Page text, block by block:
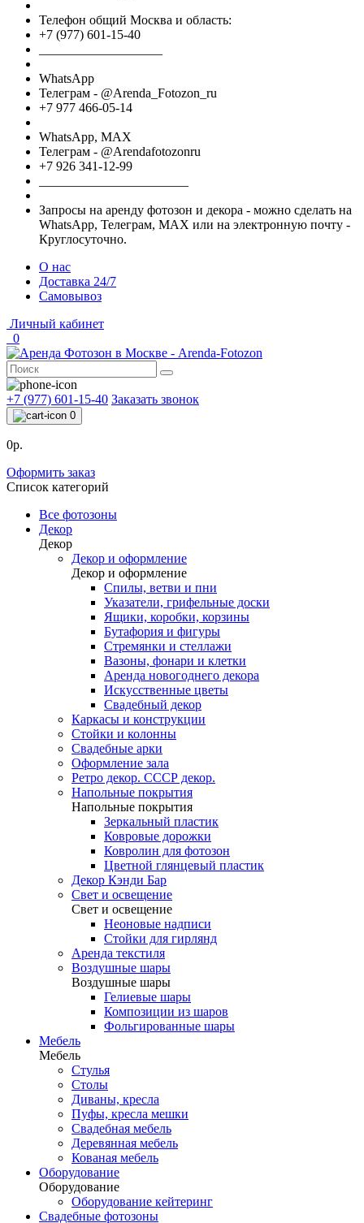
Телефон общий Москва и область:
+7 (977) 601-15-40
WhatsApp
Телеграм - @Arenda_Fotozon_ru
+7 977 466-05-14
WhatsApp, МАХ
Телеграм - @Arendafotozonru
+7 926 341-12-99
Запросы на аренду фотозон и декора - можно сделать на
WhatsApp, Телеграм, МАХ или на электронную почту -
Круглосуточно.
О нас
Доставка 24/7
Самовывоз
Личный кабинет
0
+7 (977) 601-15-40 Заказать звонок
0
0р.
Оформить заказ
Список категорий
Все фотозоны
Декор
Декор
Декор и оформление
Декор и оформление
Спилы, ветви и пни
Указатели, грифельные доски
Ящики, коробки, корзины
Бутафория и фигуры
Стремянки и стеллажи
Вазоны, фонари и клетки
Аренда новогоднего декора
Искусственные цветы
Свадебный декор
Каркасы и конструкции
Стойки и колонны
Свадебные арки
Оформление зала
Ретро декор. СССР декор.
Напольные покрытия
Напольные покрытия
Зеркальный пластик
Ковровые дорожки
Ковролин для фотозон
Цветной глянцевый пластик
Декор Кэнди Бар
Свет и освещение
Свет и освещение
Неоновые надписи
Стойки для гирлянд
Аренда текстиля
Воздушные шары
Воздушные шары
Гелиевые шары
Композиции из шаров
Фольгированные шары
Мебель
Мебель
Стулья
Столы
Диваны, кресла
Пуфы, кресла мешки
Свадебная мебель
Деревянная мебель
Кованая мебель
Оборудование
Оборудование
Оборудование кейтеринг
Свадебные фотозоны